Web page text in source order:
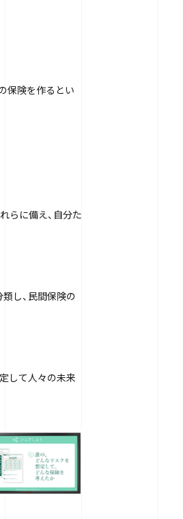
保険を作るとい
らに備え、自分た
し、民間保険の
して人々の未来